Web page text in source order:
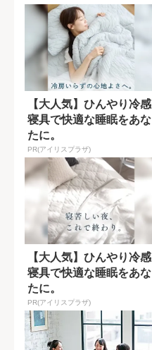
【大人気】ひんやり冷感
寝具で快適な睡眠をあな
たに。
PR(アイリスプラザ)
【大人気】ひんやり冷感
寝具で快適な睡眠をあな
たに。
PR(アイリスプラザ)